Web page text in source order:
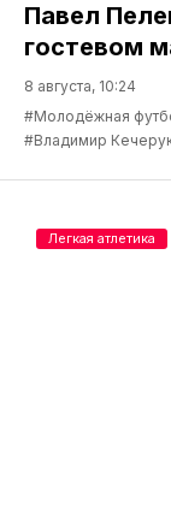
Павел
гостевом
8 августа, 10:24
#Молодёжная
#Владимир
Легкая атлетика